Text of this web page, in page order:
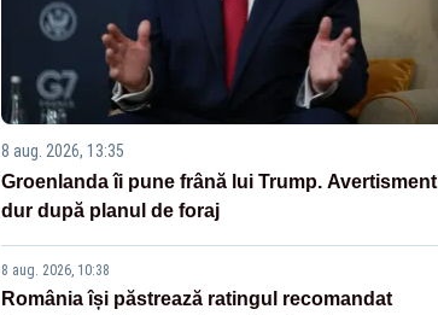
8 aug. 2026, 13:35
Groenlanda îi pune frână lui Trump. Avertisment
dur după planul de foraj
8 aug. 2026, 10:38
România își păstrează ratingul recomandat